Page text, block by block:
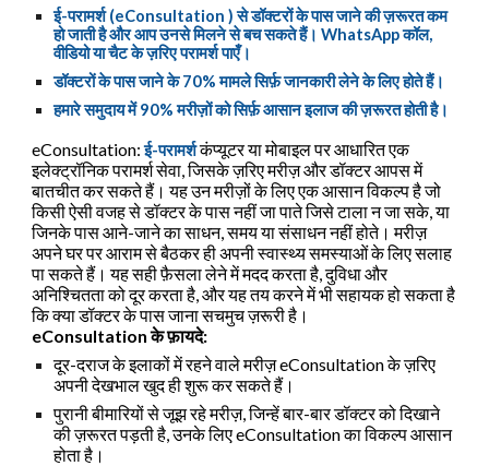
ई-परामर्श (eConsultation ) से डॉक्टरों के पास जाने की ज़रूरत कम
हो जाती है और आप उनसे मिलने से बच सकते हैं।WhatsApp कॉल,
वीडियो या चैट के ज़रिए परामर्शपाएँ।
डॉक्टरों के पास जाने के 70% मामले सिर्फ़ जानकारी लेने के लिए होते हैं।
हमारे समुदाय में 90% मरीज़ों को सिर्फ़ आसान इलाज की ज़रूरत होती है।
eConsultation:ई-परामर्शकंप्यूटर या मोबाइल पर आधारित एक
इलेक्ट्रॉनिक परामर्श सेवा, जिसके ज़रिए मरीज़ और डॉक्टर आपस में
बातचीत कर सकते हैं। यह उन मरीज़ों के लिए एक आसान विकल्प है जो
किसी ऐसी वजह से डॉक्टर के पास नहीं जा पाते जिसे टाला न जा सके, या
जिनके पास आने-जाने का साधन, समय या संसाधन नहीं होते। मरीज़
अपने घर पर आराम से बैठकर ही अपनी स्वास्थ्य समस्याओं के लिए सलाह
पा सकते हैं। यह सही फ़ैसला लेने में मदद करता है, दुविधा और
अनिश्चितता को दूर करता है, और यह तय करने में भी सहायक हो सकता है
कि क्या डॉक्टर के पास जाना सचमुच ज़रूरी है।
eConsultation के फ़ायदे:
दूर-दराज के इलाकों में रहने वाले मरीज़ eConsultation के ज़रिए
अपनी देखभाल खुद ही शुरू कर सकते हैं।
पुरानी बीमारियों से जूझ रहे मरीज़, जिन्हें बार-बार डॉक्टर को दिखाने
की ज़रूरत पड़ती है, उनके लिए eConsultation का विकल्प आसान
होता है।